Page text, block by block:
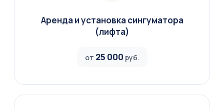
Аренда и установка сингуматора
(лифта)
от 25 000 руб.